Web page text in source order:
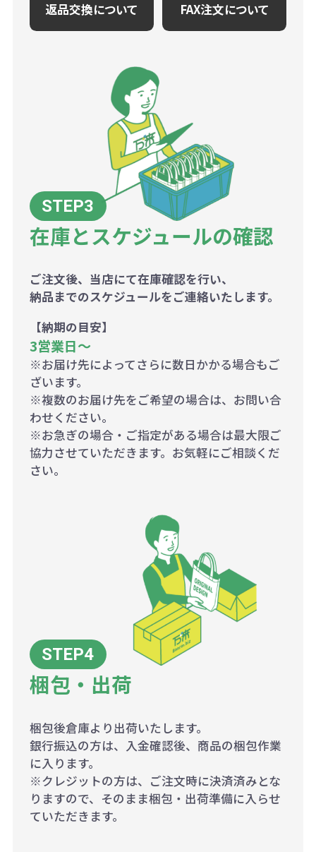
返品交換について FAX注文について
在庫とスケジュールの確認
ご注文後、当店にて在庫確認を行い、
納品までのスケジュールをご連絡いたします。
【納期の目安】
3営業日〜
※お届け先によってさらに数日かかる場合もご
ざいます。
※複数のお届け先をご希望の場合は、お問い合
わせください。
※お急ぎの場合・ご指定がある場合は最大限ご
協力させていただきます。お気軽にご相談くだ
さい。
梱包・出荷
梱包後倉庫より出荷いたします。
銀行振込の方は、入金確認後、商品の梱包作業
に入ります。
※クレジットの方は、ご注文時に決済済みとな
りますので、そのまま梱包・出荷準備に入らせ
ていただきます。